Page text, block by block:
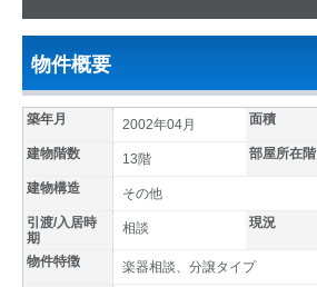
物件概要
築年月 2002年04月 面積
建物階数
13階 部屋所在階
建物構造
その他
引渡/入居時
期
相談 現況
物件特徴
楽器相談、分譲タイプ